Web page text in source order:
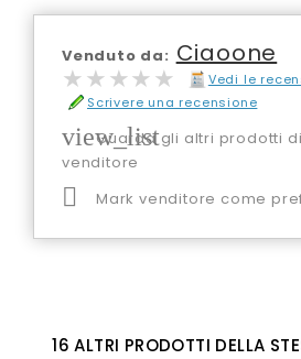
Venduto da: Ciaoone
★★★★★
★★★★★
Vedi le
Scrivere una recensione
view_list
Guarda gli altri prodotti
venditore
 Mark venditore come
16 ALTRI PRODOTTI DELLA